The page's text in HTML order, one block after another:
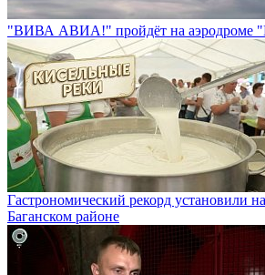
"ВИВА АВИА!" пройдёт на аэродроме
Гастрономический рекорд установили
Баганском районе